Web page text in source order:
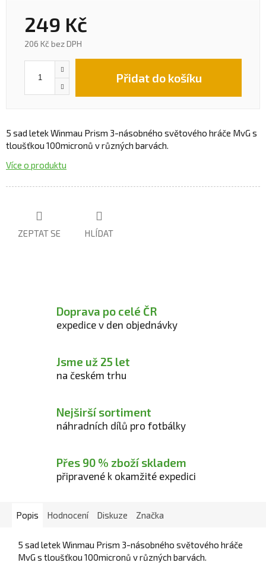
249 Kč
206 Kč bez DPH
Přidat do košíku
5 sad letek Winmau Prism 3-násobného světového hráče MvG s
tloušťkou 100micronů v různých barvách.
Více o produktu
ZEPTAT SE HLÍDAT
Doprava po celé ČR
expedice v den objednávky
Jsme už 25 let
na českém trhu
Nejširší sortiment
náhradních dílů pro fotbálky
Přes 90 % zboží skladem
připravené k okamžité expedici
Popis Hodnocení Diskuze Značka
5 sad letek Winmau Prism 3-násobného světového hráče
MvG s tloušťkou 100micronů v různých barvách.